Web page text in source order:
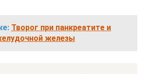
Творог при панкреатите и
железы